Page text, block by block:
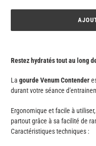
à
votre
Restez hydratés tout au long
La gourde Venum Contender
durant votre séance
Ergonomique et facile à
partout grâce à sa facilité de
Caractéristiques techniques :